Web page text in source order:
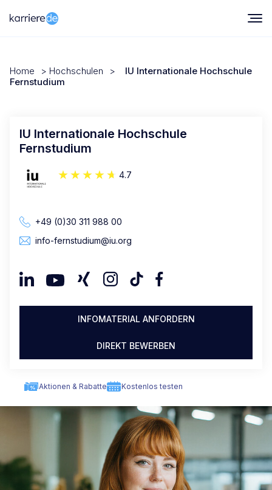
Home > Hochschulen >
IU Internationale Hochschule
Fernstudium
IU Internationale Hochschule
Fernstudium
4.7
+49 (0)30 311 988 00
info-fernstudium@iu.org
INFOMATERIAL ANFORDERN
DIREKT BEWERBEN
Aktionen & Rabatte Kostenlos testen